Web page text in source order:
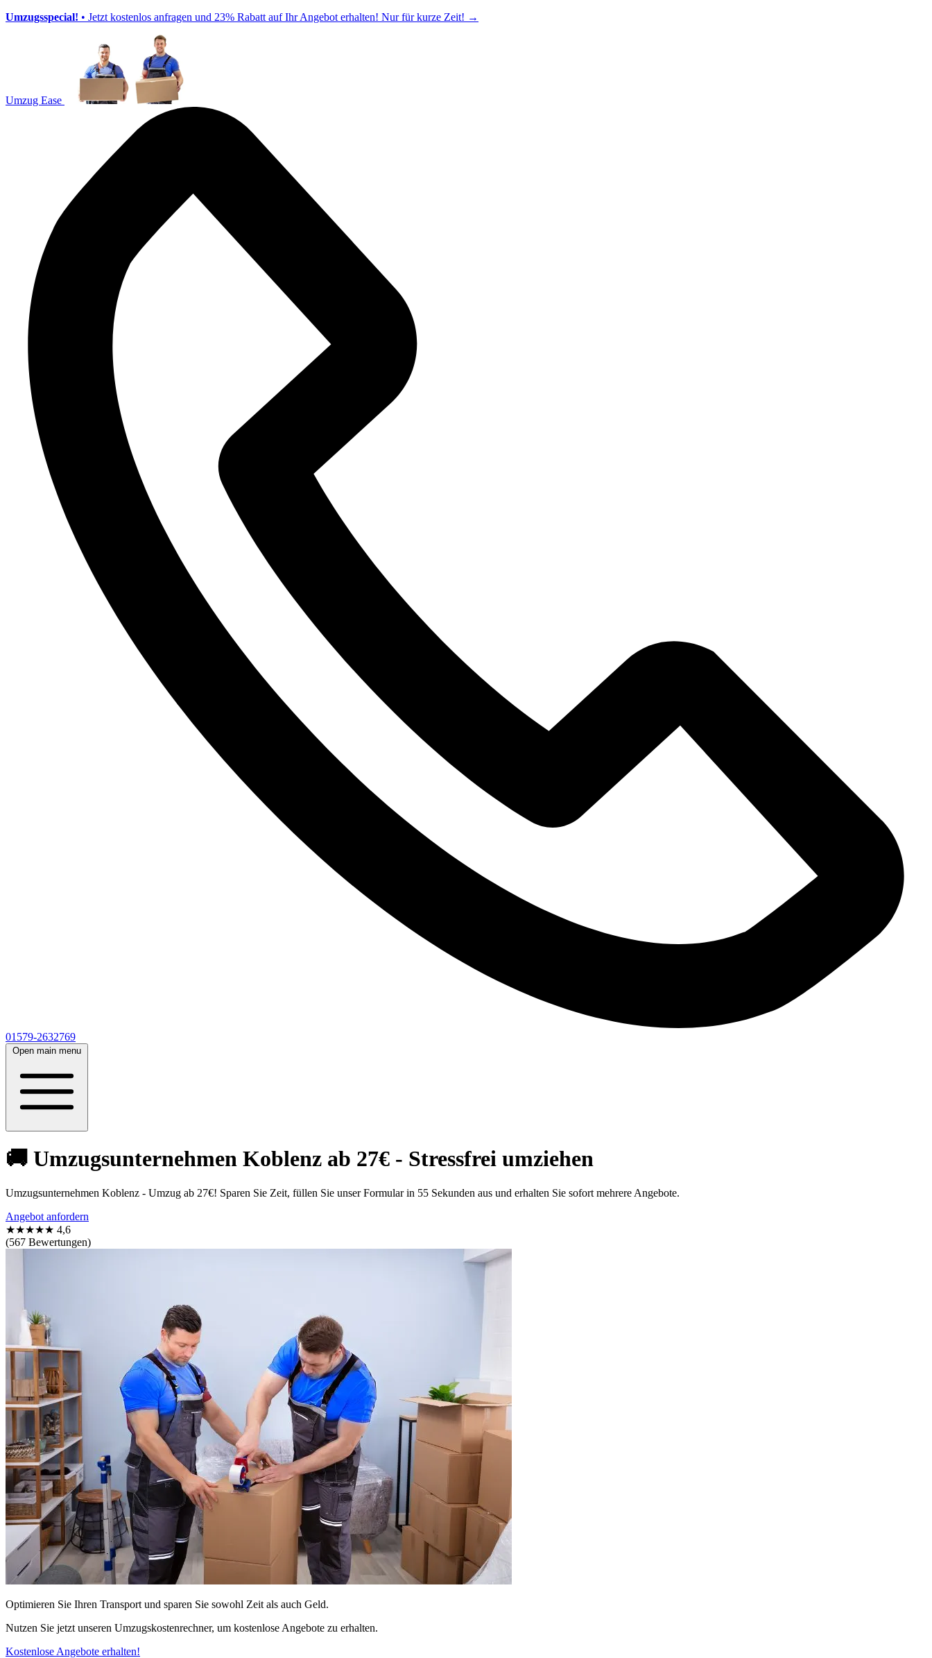
Umzugsspecial! • Jetzt kostenlos anfragen und 23% Rabatt auf Ihr Angebot erhalten! Nur für kurze Zeit! →
Umzug Ease
01579-2632769
Open main menu
🚚 Umzugsunternehmen Koblenz ab 27€ - Stressfrei umziehen
Umzugsunternehmen Koblenz - Umzug ab 27€! Sparen Sie Zeit, füllen Sie unser Formular in 55 Sekunden aus und erhalten Sie sofort mehrere Angebote.
Angebot anfordern
★★★★★ 4,6
(567 Bewertungen)
Optimieren Sie Ihren Transport und sparen Sie sowohl Zeit als auch Geld.
Nutzen Sie jetzt unseren Umzugskostenrechner, um kostenlose Angebote zu erhalten.
Kostenlose Angebote erhalten!